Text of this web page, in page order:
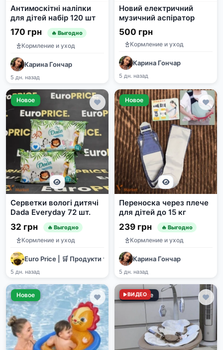
Антимоскітні наліпки
для дітей набір 120 шт
170 грн 🔥 Выгодно
Кормление и уход
Карина Гончар
5 дн. назад
Новий електричний
музичний аспіратор
500 грн
Кормление и уход
Карина Гончар
5 дн. назад
Новое
Серветки вологі дитячі
Dada Everyday 72 шт.
32 грн 🔥 Выгодно
Кормление и уход
Euro Price | 🛒 Продукти та 🧴 хімія оптом
5 дн. назад
Новое
Переноска через плече
для дітей до 15 кг
239 грн 🔥 Выгодно
Кормление и уход
Карина Гончар
5 дн. назад
Новое Отличное
ВИДЕО